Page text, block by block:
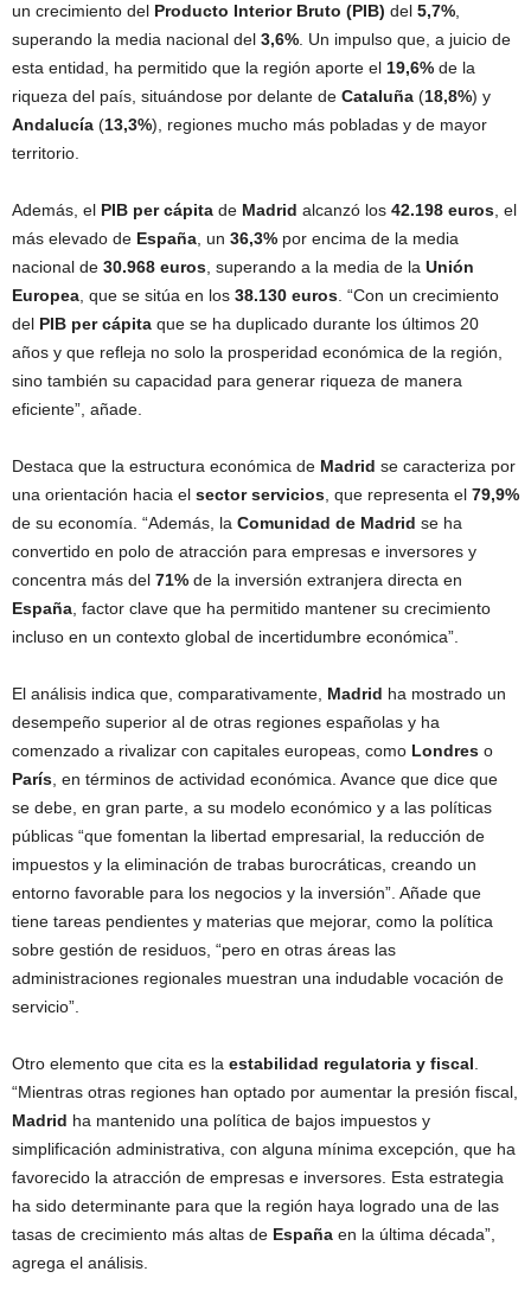
un crecimiento del Producto Interior Bruto (PIB) del 5,7%
superando la media nacional del 3,6% . Un impulso que, a juicio de
esta entidad, ha permitido que la región aporte el 19,6% de la
riqueza del país, situándose por delante de Cataluña (18,8%) y
Andalucía (13,3%), regiones mucho más pobladas y de mayor
territorio.
Además, el PIB per cápita de Madrid alcanzó los 42.198 euros , el
más elevado de España , un 36,3% por encima de la media
nacional de 30.968 euros , superando a la media de la Unión
Europea , que se sitúa en los 38.130 euros . “Con un crecimiento
del PIB per cápita que se ha duplicado durante los últimos 20
años y que refleja no solo la prosperidad económica de la región,
sino también su capacidad para generar riqueza de manera
eficiente”, añade.
Destaca que la estructura económica de Madrid se caracteriza por
una orientación hacia el sector servicios , que representa el 79,9%
de su economía. “Además, la Comunidad de Madrid se ha
convertido en polo de atracción para empresas e inversores y
concentra más del 71% de la inversión extranjera directa en
España , factor clave que ha permitido mantener su crecimiento
incluso en un contexto global de incertidumbre económica”.
El análisis indica que, comparativamente, Madrid ha mostrado un
desempeño superior al de otras regiones españolas y ha
comenzado a rivalizar con capitales europeas, como Londres o
París , en términos de actividad económica. Avance que dice que
se debe, en gran parte, a su modelo económico y a las políticas
públicas “que fomentan la libertad empresarial, la reducción de
impuestos y la eliminación de trabas burocráticas, creando un
entorno favorable para los negocios y la inversión”. Añade que
tiene tareas pendientes y materias que mejorar, como la política
sobre gestión de residuos, “pero en otras áreas las
administraciones regionales muestran una indudable vocación de
servicio”.
Otro elemento que cita es la estabilidad regulatoria y fiscal
“Mientras otras regiones han optado por aumentar la presión fiscal,
Madrid ha mantenido una política de bajos impuestos y
simplificación administrativa, con alguna mínima excepción, que ha
favorecido la atracción de empresas e inversores. Esta estrategia
ha sido determinante para que la región haya logrado una de las
tasas de crecimiento más altas de España en la última década”,
agrega el análisis.